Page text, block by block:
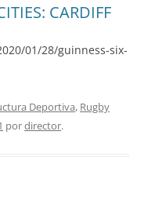
CARDIFF
01/28/guinness-six-
Deportiva, Rugby
pordirector.